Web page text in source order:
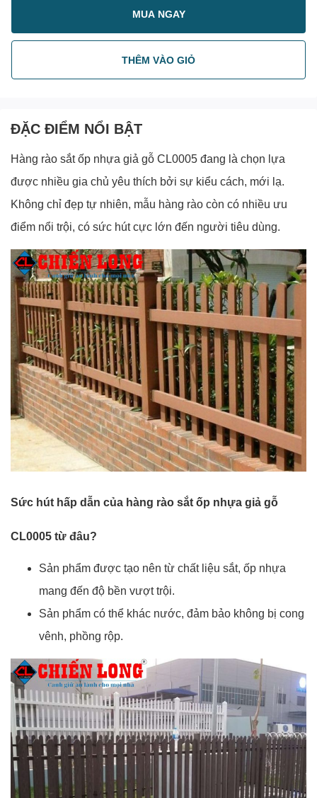
MUA NGAY
THÊM VÀO GIỎ
ĐẶC ĐIỂM NỔI BẬT
Hàng rào sắt ốp nhựa giả gỗ CL0005 đang là chọn lựa
được nhiều gia chủ yêu thích bởi sự kiểu cách, mới lạ.
Không chỉ đẹp tự nhiên, mẫu hàng rào còn có nhiều ưu
điểm nổi trội, có sức hút cực lớn đến người tiêu dùng.
Sức hút hấp dẫn của hàng rào sắt ốp nhựa giả gỗ
CL0005 từ đâu?
Sản phẩm được tạo nên từ chất liệu sắt, ốp nhựa
mang đến độ bền vượt trội.
Sản phẩm có thể khác nước, đảm bảo không bị cong
vênh, phồng rộp.